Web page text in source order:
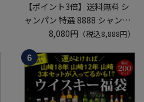
【ポイント3倍】送料無料 シ
ャンパン 特選 8888 シャンパ
ン福袋 第29弾 高級シャンパ
ン を探せ！ 超レアシャンパン
が入ってるかも!?【限定300セ
ット】 シャンパーニュ クリス
タル ドンペリP2 NPU 2008
8,080円 （税込8,888円）